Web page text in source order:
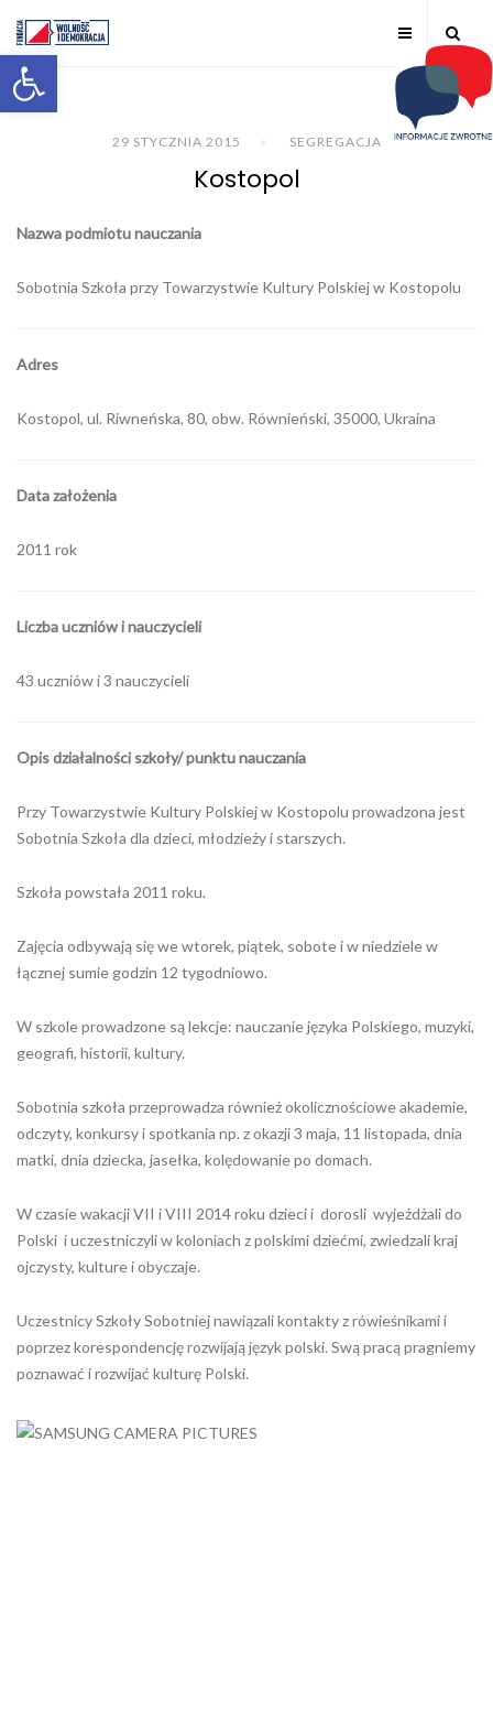
Otwórz pasek narzędzi
29 STYCZNIA 2015 SEGREGACJA
Kostopol
Nazwa podmiotu nauczania
Sobotnia Szkoła przy Towarzystwie Kultury Polskiej w Kostopolu
Adres
Kostopol, ul. Riwneńska, 80, obw. Równieński, 35000, Ukraina
Data założenia
2011 rok
Liczba uczniów i nauczycieli
43 uczniów i 3 nauczycieli
Opis działalności szkoły/ punktu nauczania
Przy Towarzystwie Kultury Polskiej w Kostopolu prowadzona jest
Sobotnia Szkoła dla dzieci, młodzieży i starszych.
Szkoła powstała 2011 roku.
Zajęcia odbywają się we wtorek, piątek, sobote i w niedziele w
łącznej sumie godzin 12 tygodniowo.
W szkole prowadzone są lekcje: nauczanie języka Polskiego, muzyki,
geografi, historii, kultury.
Sobotnia szkoła przeprowadza również okolicznościowe akademie,
odczyty, konkursy i spotkania np. z okazji 3 maja, 11 listopada, dnia
matki, dnia dziecka, jasełka, kolędowanie po domach.
W czasie wakacji VII i VIII 2014 roku dzieci i dorosli wyjeżdżali do
Polski i uczestniczyli w koloniach z polskimi dziećmi, zwiedzali kraj
ojczysty, kulture i obyczaje.
Uczestnicy Szkoły Sobotniej nawiązali kontakty z rówieśnikami i
poprzez korespondencję rozwijają język polski. Swą pracą pragniemy
poznawać i rozwijać kulturę Polski.